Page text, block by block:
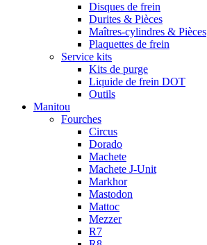
Disques de frein
Durites & Pièces
Maîtres-cylindres & Pièces
Plaquettes de frein
Service kits
Kits de purge
Liquide de frein DOT
Outils
Manitou
Fourches
Circus
Dorado
Machete
Machete J-Unit
Markhor
Mastodon
Mattoc
Mezzer
R7